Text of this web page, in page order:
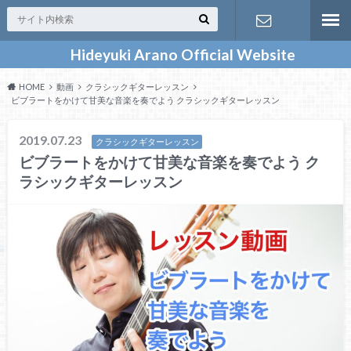
Hideyuki Arano Official Website
お問い合わ
せ
HOME 動画
クラシックギターレッスン
ビブラートをかけて甘美な音楽を奏でよう クラシックギターレッスン
2019.07.23 クラシックギターレッスン
ビブラートをかけて甘美な音楽を奏でよう ク
ラシックギターレッスン